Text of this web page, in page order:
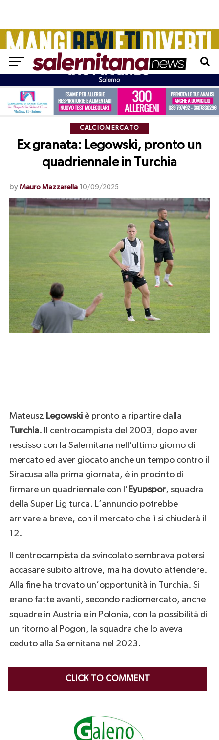
CALCIOMERCATO
Ex granata: Legowski, pronto un
quadriennale in Turchia
by Mauro Mazzarella 10/09/2025
Mateusz Legowskiè pronto a ripartire dalla
Turchia. Il centrocampista del 2003, dopo aver
rescisso con la Salernitana nell’ultimo giorno di
mercato ed aver giocato anche un tempo contro il
Siracusa alla prima giornata, è in procinto di
firmare un quadriennale con l’ Eyupspor, squadra
della Super Lig turca. L’annuncio potrebbe
arrivare a breve, con il mercato che lì si chiuderà il
12.
Il centrocampista da svincolato sembrava potersi
accasare subito altrove, ma ha dovuto attendere.
Alla fine ha trovato un’opportunità in Turchia. Si
erano fatte avanti, secondo radiomercato, anche
squadre in Austria e in Polonia, con la possibilità di
un ritorno al Pogon, la squadra che lo aveva
ceduto alla Salernitana nel 2023.
CLICK TO COMMENT